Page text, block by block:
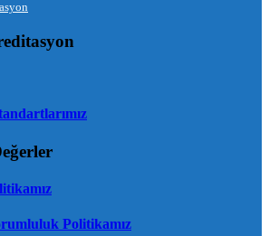
Politikamız